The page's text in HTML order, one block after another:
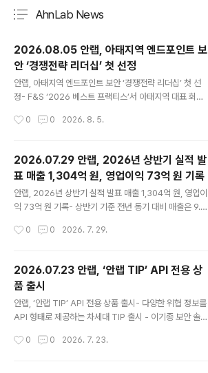
AhnLab News
2026.08.05 안랩, 아태지역 엔드포인트 보
안 ‘경쟁전략 리더십’ 첫 선정
안랩, 아태지역 엔드포인트 보안 ‘경쟁전략 리더십’ 첫 선
정- F&S ‘2026 베스트 프랙티스’서 아태지역 대표 회사
아- 2019년부터 매년 ‘한국 엔드포인트 보안 기업’ 선정에
w.ahnlab.com)은 글로벌 시장조사 기관 프로스트 앤드
설리번의 ‘2026 베스트 프랙티스(Best Practices Rec
ognition)’에서 처음으로 아시아·태평양 엔드포인트 보안
부문 ‘경쟁전략 리더십(Competitive Strategy Leade
rship)’ 자격을 얻게 됐다고 5일 밝혔다. 지난 2019년부
기업’에 선정된 데 이어, ..
0 0 2026. 8. 5.
2026.07.29 안랩, 2026년 상반기 실적 발
표 매출 1,304억 원, 영업이익 73억 원 기록
안랩, 2026년 상반기 실적 발표 매출 1,304억 원, 영업이
익 73억 원 기록- 상반기 기준 전년 동기 대비 매출은 9.
4.5%), 영업이익 54억 원(↑55.6%)- 해외 매출 전년비
합보안 기업 안랩(대표 강석균, www.ahnlab.com )은 2
9일, 2026년 상반기 연결기준 매출 1,304억 원, 영업이
익 73억 원(별도기준 상반기 매출 1,167억 원, 영업이익 1
25억 원)을 기록했다고 잠정 실적을 공시했다. 이는 전년
동기(2025년 상반기) 대비 연결기준 매출은 109억 원(9.
기준으로는 전년..
0 0 2026. 7. 29.
2026.07.23 안랩, ‘안랩 TIP’ API 전용 상
품 출시
안랩, ‘안랩 TIP’ API 전용 상품 출시- 다양한 위협 정보를
API 형태로 제공하는 차세대 TIP 출시 - 이기종 보안 솔루
TIP 스타터’ 동시 출시로 합리적 비용의 TIP 체험 기회 제
0 0 2026. 7. 23.